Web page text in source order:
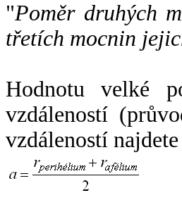
"Poměr druhých
třetích mocnin
Hodnotu velké
vzdáleností
vzdáleností